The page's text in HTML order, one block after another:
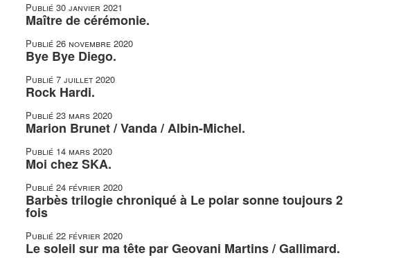
Publié 30 janvier 2021
Maître de cérémonie.
Publié 26 novembre 2020
Bye Bye Diego.
Publié 7 juillet 2020
Rock Hardi.
Publié 23 mars 2020
Marion Brunet / Vanda / Albin-Michel.
Publié 14 mars 2020
Moi chez SKA.
Publié 24 février 2020
Barbès trilogie chroniqué à Le polar sonne toujours 2
fois
Publié 22 février 2020
Le soleil sur ma tête par Geovani Martins / Gallimard.